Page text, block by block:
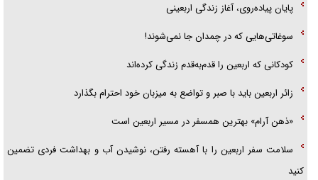
پایان پیاده‌روی، آغاز زندگی اربعینی
سوغاتی‌هایی که در چمدان جا نمی‌شوند!
کودکانی که اربعین را قدم‌به‌قدم زندگی کرده‌اند
زائر اربعین باید با صبر و تواضع به میزبان خود احترام بگذارد
«ذهن آرام» بهترین همسفر در مسیر اربعین است
سلامت سفر اربعین را با آهسته رفتن، نوشیدن آب و بهداشت فردی تضمین
کنید